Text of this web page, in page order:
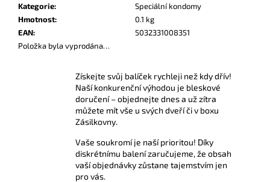
Kategorie:
Speciální kondomy
Hmotnost:
0.1 kg
EAN:
5032331008351
Položka byla vyprodána…
Získejte svůj balíček rychleji než kdy dřív!
Naší konkurenční výhodou je bleskové
doručení – objednejte dnes a už zítra
můžete mít vše u svých dveří či v boxu
Zásilkovny.
Vaše soukromí je naší prioritou! Díky
diskrétnímu balení zaručujeme, že obsah
vaší objednávky zůstane tajemstvím jen
pro vás.
m
e